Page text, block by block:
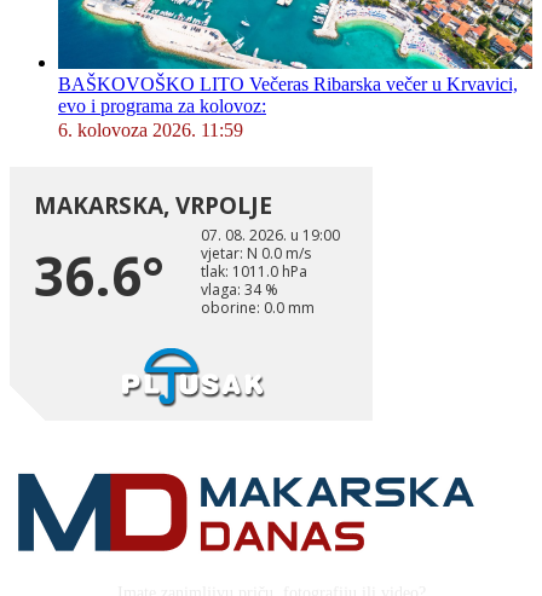
BAŠKOVOŠKO LITO Večeras Ribarska večer u Krvavici,
evo i programa za kolovoz:
6. kolovoza 2026. 11:59